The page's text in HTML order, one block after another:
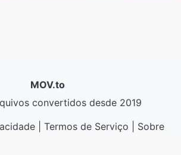
MOV.to
convertidos desde 2019
| Termos de Serviço
Sobre